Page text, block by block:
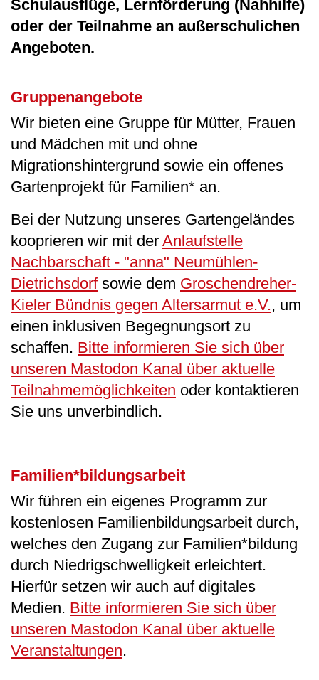
Schulausflüge, Lernförderung (Nahhilfe)
oder der Teilnahme an außerschulichen
Angeboten.
Gruppenangebote
Wir bieten eine Gruppe für Mütter, Frauen
und Mädchen mit und ohne
Migrationshintergrund sowie ein offenes
Gartenprojekt für Familien* an.
Bei der Nutzung unseres Gartengeländes
kooprieren wir mit der Anlaufstelle
Nachbarschaft - "anna" Neumühlen-
Dietrichsdorfsowie dem Groschendreher-
Kieler Bündnis gegen Altersarmut e.V., um
einen inklusiven Begegnungsort zu
schaffen. Bitte informieren Sie sich über
unseren Mastodon Kanal über aktuelle
Teilnahmemöglichkeiten oder kontaktieren
Sie uns unverbindlich.
Familien*bildungsarbeit
Wir führen ein eigenes Programm zur
kostenlosen Familienbildungsarbeit durch,
welches den Zugang zur Familien*bildung
durch Niedrigschwelligkeit erleichtert.
Hierfür setzen wir auch auf digitales
Medien. Bitte informieren Sie sich über
unseren Mastodon Kanal über aktuelle
Veranstaltungen.